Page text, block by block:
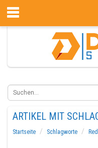
ARTIKEL MIT
Startseite Schlagworte